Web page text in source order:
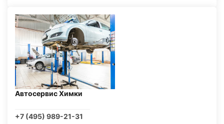
Автосервис Химки
+7 (495) 989-21-31